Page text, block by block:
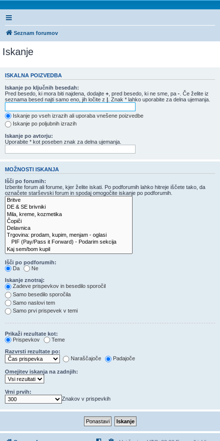
Seznam forumov
Iskanje
ISKALNA POIZVEDBA
Iskanje po ključnih besedah:
Pred besedo, ki mora biti najdena, dodajte + , pred besedo, ki ne sme, pa - . Če želite iz
seznama besed najti samo eno, jih ločite z | . Znak * lahko uporabite za delna ujemanja.
Iskanje po vseh izrazih ali uporaba vnešene poizvedbe
Iskanje po poljubnih izrazih
Iskanje po avtorju:
Uporabite * kot poseben znak za delna ujemanja.
MOŽNOSTI ISKANJA
Išči po forumih:
Izberite forum ali forume, kjer želite iskati. Po podforumih lahko hitreje iščete tako, da
označete starševski forum in spodaj omogočite iskanje po podforumih.
Išči po podforumih:
Da
Ne
Iskanje znotraj:
Zadeve prispevkov in besedilo sporočil
Samo besedilo sporočila
Samo naslovi tem
Samo prvi prispevek v temi
Prikaži rezultate kot:
Prispevkov
Teme
Razvrsti rezultate po:
Naraščajoče
Padajoče
Omejitev iskanja na zadnjih:
Vrni prvih:
Znakov v prispevkih